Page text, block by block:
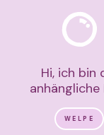
Hi, ich bin
anhängliche
WELPE